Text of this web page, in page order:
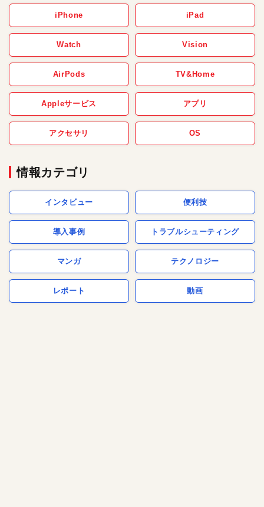
iPhone iPad
Watch Vision
AirPods TV&Home
Appleサービス アプリ
アクセサリ OS
情報カテゴリ
インタビュー 便利技
導入事例 トラブルシューティング
マンガ テクノロジー
レポート 動画